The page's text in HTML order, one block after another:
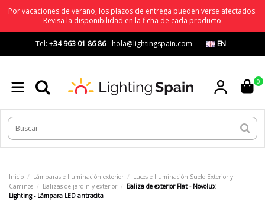
Por vacaciones de verano, los plazos de entrega pueden verse afectados.
Revisa la disponibilidad en la ficha de cada producto
Tel: +34 963 01 86 86-hola@lightingspain.com -- EN
0
Inicio Lámparas e Iluminación exterior
Luces e Iluminación Suelo Exterior y
Caminos
Balizas de jardín y exterior
Baliza de exterior Flat - Novolux
Lighting - Lámpara LED antracita